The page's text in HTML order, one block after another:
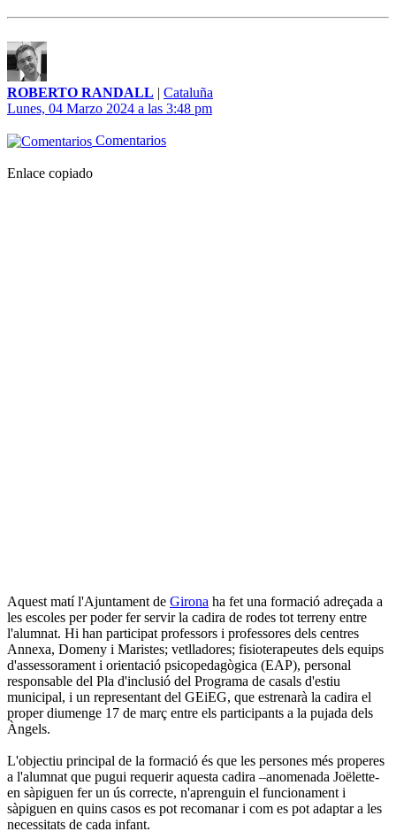
ROBERTO RANDALL | Cataluña
Lunes, 04 Marzo 2024 a las 3:48 pm
Comentarios
Enlace copiado
Aquest matí l'Ajuntament de Girona ha fet una formació adreçada a
les escoles per poder fer servir la cadira de rodes tot terreny entre
l'alumnat. Hi han participat professors i professores dels centres
Annexa, Domeny i Maristes; vetlladores; fisioterapeutes dels equips
d'assessorament i orientació psicopedagògica (EAP), personal
responsable del Pla d'inclusió del Programa de casals d'estiu
municipal, i un representant del GEiEG, que estrenarà la cadira el
proper diumenge 17 de març entre els participants a la pujada dels
Àngels.
L'objectiu principal de la formació és que les persones més properes
a l'alumnat que pugui requerir aquesta cadira –anomenada Joëlette-
en sàpiguen fer un ús correcte, n'aprenguin el funcionament i
sàpiguen en quins casos es pot recomanar i com es pot adaptar a les
necessitats de cada infant.